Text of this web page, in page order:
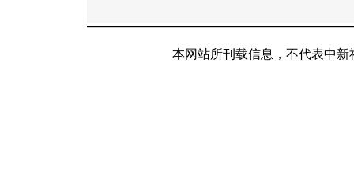
本网站所刊载信息，不代表中